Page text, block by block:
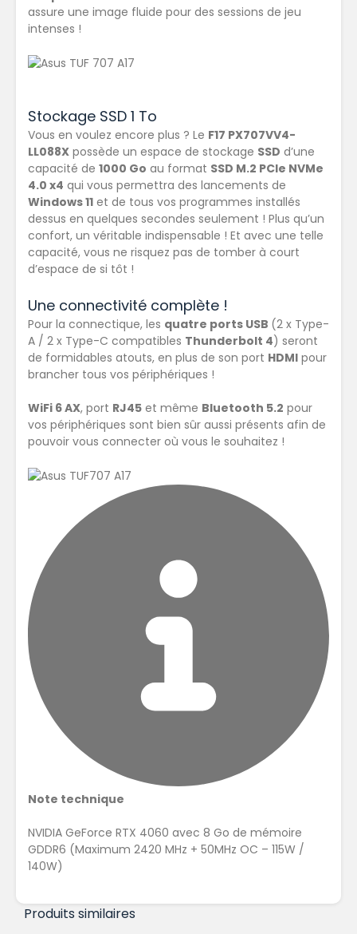
assure une image fluide pour des sessions de jeu
intenses !
Stockage SSD 1 To
Vous en voulez encore plus ? Le F17 PX707VV4-
LL088X possède un espace de stockage SSD d’une
capacité de 1000 Go au format SSD M.2 PCIe NVMe
4.0 x4 qui vous permettra des lancements de
Windows 11 et de tous vos programmes installés
dessus en quelques secondes seulement ! Plus qu’un
confort, un véritable indispensable ! Et avec une telle
capacité, vous ne risquez pas de tomber à court
d’espace de si tôt !
Une connectivité complète !
Pour la connectique, les quatre ports USB (2 x Type-
A / 2 x Type-C compatibles Thunderbolt 4) seront
de formidables atouts, en plus de son port HDMI pour
brancher tous vos périphériques !
WiFi 6 AX, port RJ45 et même Bluetooth 5.2 pour
vos périphériques sont bien sûr aussi présents afin de
pouvoir vous connecter où vous le souhaitez !
Note technique
NVIDIA GeForce RTX 4060 avec 8 Go de mémoire
GDDR6 (Maximum 2420 MHz + 50MHz OC – 115W /
140W)
Produits similaires